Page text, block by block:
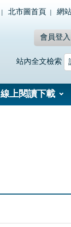
北市圖首頁 網
會員登入
站內全文檢索
線上閱讀下載